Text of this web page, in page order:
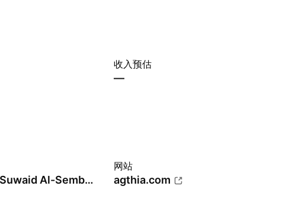
收入预估
—
Salmeen Obaid Suwaid Al-Sembari Al-Ameri
网站
agthia.com